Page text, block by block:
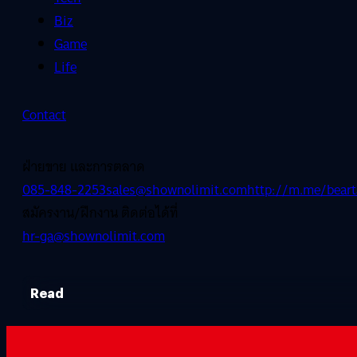
Biz
Game
Life
Contact
ฝ่ายขาย และการตลาด
085-848-2253sales@shownolimit.comhttp://m.me/
สมัครงาน/ฝึกงาน ติดต่อได้ที่
hr-ga@shownolimit.com
Read